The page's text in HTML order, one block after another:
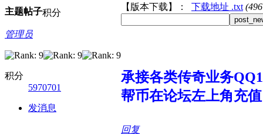
主题帖子积分
管理员
积分
5970701
发消息
【版本下载】：
下载地址 .txt
承接各类传奇业务
帮币在论坛左上角充
回复